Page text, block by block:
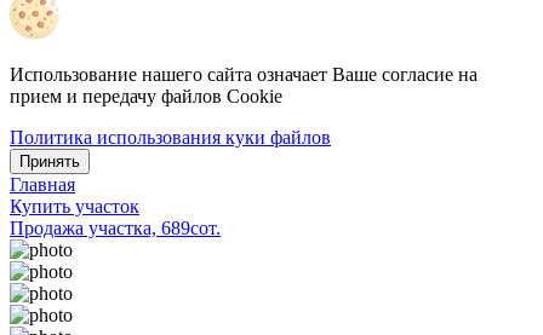
Использование нашего сайта означает Ваше согласие на
прием и передачу файлов Cookie
Политика использования куки файлов
Принять
Главная
Купить участок
Продажа участка, 689сот.